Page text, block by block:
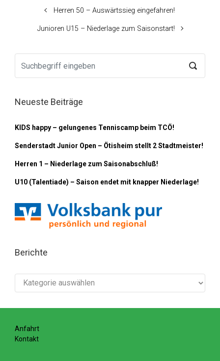
Herren 50 – Auswärtssieg eingefahren!
Junioren U15 – Niederlage zum Saisonstart!
Neueste Beiträge
KIDS happy – gelungenes Tenniscamp beim TCÖ!
Senderstadt Junior Open – Ötisheim stellt 2 Stadtmeister!
Herren 1 – Niederlage zum Saisonabschluß!
U10 (Talentiade) – Saison endet mit knapper Niederlage!
Berichte
Berichte
Anfahrt
Kontakt